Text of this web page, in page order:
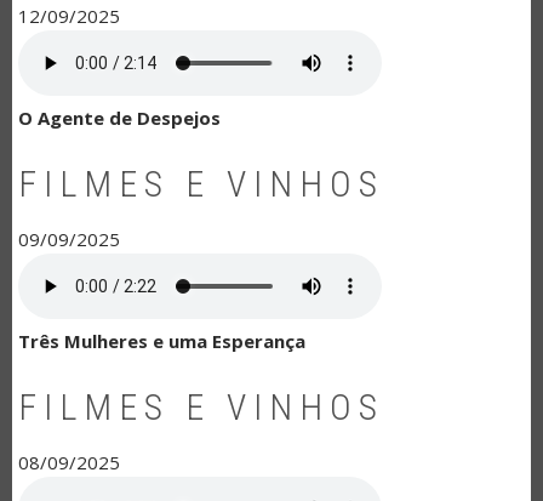
12/09/2025
O Agente de Despejos
FILMES E VINHOS
09/09/2025
Três Mulheres e uma Esperança
FILMES E VINHOS
08/09/2025